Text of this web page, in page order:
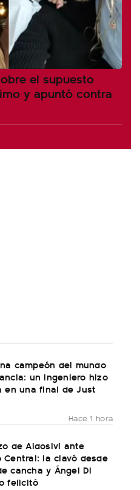
el supuesto
y apuntó contra
campeón del mundo
un ingeniero hizo
en una final de Just
Hace 1 hora
de Aldosivi ante
Central: la clavó desde
cancha y Ángel Di
felicitó